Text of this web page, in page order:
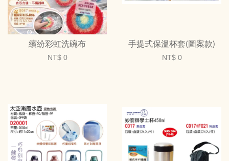
繽紛彩虹洗碗布
NT$ 0
手提式保溫杯套(圖案款)
NT$ 0